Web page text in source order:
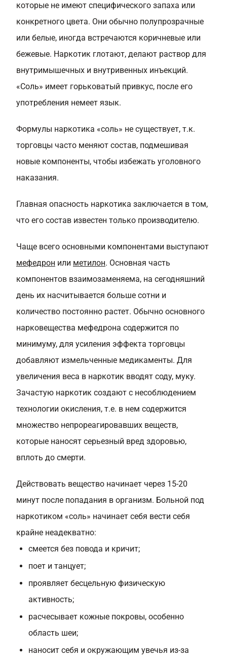
которые не имеют специфического запаха или
конкретного цвета. Они обычно полупрозрачные
или белые, иногда встречаются коричневые или
бежевые. Наркотик глотают, делают раствор для
внутримышечных и внутривенных инъекций.
«Соль» имеет горьковатый привкус, после его
употребления немеет язык.
Формулы наркотика «соль» не существует, т.к.
торговцы часто меняют состав, подмешивая
новые компоненты, чтобы избежать уголовного
наказания.
Главная опасность наркотика заключается в том,
что его состав известен только производителю.
Чаще всего основными компонентами выступают
мефедрон или метилон. Основная часть
компонентов взаимозаменяема, на сегодняшний
день их насчитывается больше сотни и
количество постоянно растет. Обычно основного
нарковещества мефедрона содержится по
минимуму, для усиления эффекта торговцы
добавляют измельченные медикаменты. Для
увеличения веса в наркотик вводят соду, муку.
Зачастую наркотик создают с несоблюдением
технологии окисления, т.е. в нем содержится
множество непрореагировавших веществ,
которые наносят серьезный вред здоровью,
вплоть до смерти.
Действовать вещество начинает через 15-20
минут после попадания в организм. Больной под
наркотиком «соль» начинает себя вести себя
крайне неадекватно:
смеется без повода и кричит;
поет и танцует;
проявляет бесцельную физическую
активность;
расчесывает кожные покровы, особенно
область шеи;
наносит себя и окружающим увечья из-за